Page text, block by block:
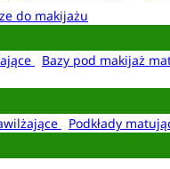
do makijażu
Bazy pod makijaż
Podkłady